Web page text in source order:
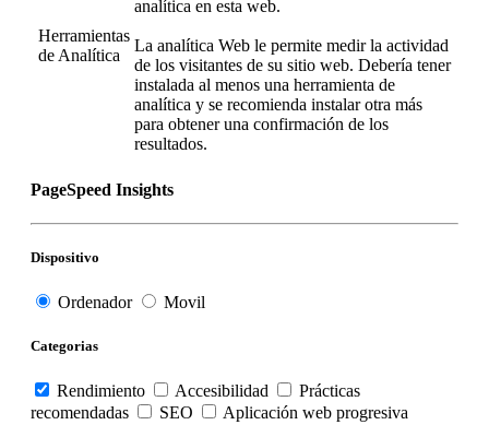
Herramientas
de Analítica
analítica en esta web.
La analítica Web le permite medir la actividad
de los visitantes de su sitio web. Debería tener
instalada al menos una herramienta de
analítica y se recomienda instalar otra más
para obtener una confirmación de los
resultados.
PageSpeed Insights
Dispositivo
Ordenador Movil
Categorias
Rendimiento Accesibilidad
Prácticas
recomendadas
SEO Aplicación web progresiva